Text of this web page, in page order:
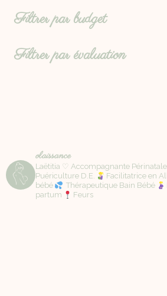
Filtrer par budget
Filtrer par évaluation
olaissance
Laëtitia ♡ Accompagnante
Puériculture D.E.
Facilitatrice en
bébé
Thérapeutique Bain Bébé
partum
Feurs